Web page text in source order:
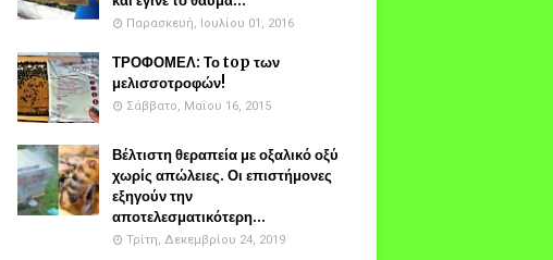
Παρασκευή, Ιουλίου 01, 2016
ΤΡΟΦΟΜΕΛ: Το top των
μελισσοτροφών!
Σάββατο, Μαΐου 16, 2015
Βέλτιστη θεραπεία με οξαλικό οξύ
χωρίς απώλειες. Οι επιστήμονες
εξηγούν την
αποτελεσματικότερη...
Τρίτη, Δεκεμβρίου 24, 2019